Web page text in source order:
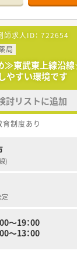
店舗展開している企
」をモットーにしてい
せん。異動が発生する
決定いたします。
修センターを設置。
及び配属先各薬局に
病院の処方箋を経験
。
ています。
会（年2回）、管理者研
師求人ID： 722654
局
め≫東武東上線
すい環境です
討リストに追加
育制度あり
)
～19：00
13：00